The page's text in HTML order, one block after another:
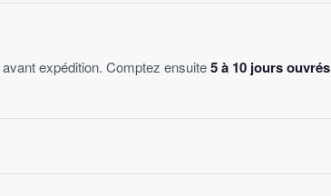
avant expédition. Comptez ensuite5 à 10 jours ouvrés